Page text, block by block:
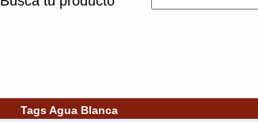
Tags Agua Blanca